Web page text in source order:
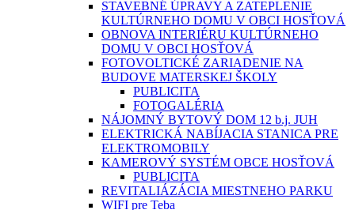
STAVEBNÉ ÚPRAVY A ZATEPLENIE
KULTÚRNEHO DOMU V OBCI HOSŤOVÁ
OBNOVA INTERIÉRU KULTÚRNEHO
DOMU V OBCI HOSŤOVÁ
FOTOVOLTICKÉ ZARIADENIE NA
BUDOVE MATERSKEJ ŠKOLY
PUBLICITA
FOTOGALÉRIA
NÁJOMNÝ BYTOVÝ DOM 12 b.j. JUH
ELEKTRICKÁ NABÍJACIA STANICA PRE
ELEKTROMOBILY
KAMEROVÝ SYSTÉM OBCE HOSŤOVÁ
PUBLICITA
REVITALIÁZÁCIA MIESTNEHO PARKU
WIFI pre Teba